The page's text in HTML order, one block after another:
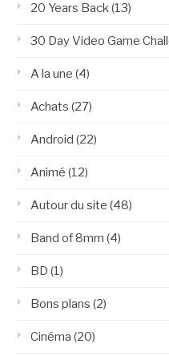
20 Years Back(13)
30 Day Video Game
A la une (4)
Achats (27)
Android (22)
Animé (12)
Autour du site (48)
Band of 8mm (4)
BD (1)
Bons plans (2)
Cinéma (20)